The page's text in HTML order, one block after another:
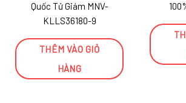
Quốc Tử Giám MNV-
KLLS36180-9
THÊM VÀO GIỎ
HÀNG